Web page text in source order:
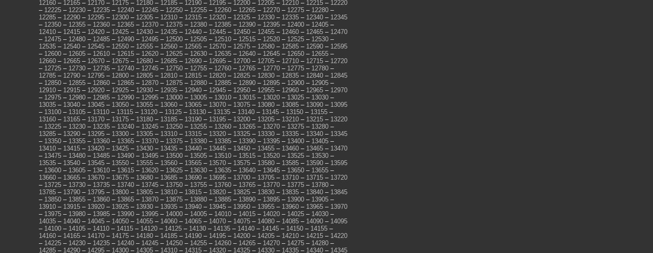
12160 – 12165 – 12170 – 12175 – 12180 – 12185 – 12190 – 12195 – 12200 – 12205 – 12210 – 12215 – 12220
– 12225 – 12230 – 12235 – 12240 – 12245 – 12250 – 12255 – 12260 – 12265 – 12270 – 12275 – 12280 –
12285 – 12290 – 12295 – 12300 – 12305 – 12310 – 12315 – 12320 – 12325 – 12330 – 12335 – 12340 – 12345
– 12350 – 12355 – 12360 – 12365 – 12370 – 12375 – 12380 – 12385 – 12390 – 12395 – 12400 – 12405 –
12410 – 12415 – 12420 – 12425 – 12430 – 12435 – 12440 – 12445 – 12450 – 12455 – 12460 – 12465 – 12470
– 12475 – 12480 – 12485 – 12490 – 12495 – 12500 – 12505 – 12510 – 12515 – 12520 – 12525 – 12530 –
12535 – 12540 – 12545 – 12550 – 12555 – 12560 – 12565 – 12570 – 12575 – 12580 – 12585 – 12590 – 12595
– 12600 – 12605 – 12610 – 12615 – 12620 – 12625 – 12630 – 12635 – 12640 – 12645 – 12650 – 12655 –
12660 – 12665 – 12670 – 12675 – 12680 – 12685 – 12690 – 12695 – 12700 – 12705 – 12710 – 12715 – 12720
– 12725 – 12730 – 12735 – 12740 – 12745 – 12750 – 12755 – 12760 – 12765 – 12770 – 12775 – 12780 –
12785 – 12790 – 12795 – 12800 – 12805 – 12810 – 12815 – 12820 – 12825 – 12830 – 12835 – 12840 – 12845
– 12850 – 12855 – 12860 – 12865 – 12870 – 12875 – 12880 – 12885 – 12890 – 12895 – 12900 – 12905 –
12910 – 12915 – 12920 – 12925 – 12930 – 12935 – 12940 – 12945 – 12950 – 12955 – 12960 – 12965 – 12970
– 12975 – 12980 – 12985 – 12990 – 12995 – 13000 – 13005 – 13010 – 13015 – 13020 – 13025 – 13030 –
13035 – 13040 – 13045 – 13050 – 13055 – 13060 – 13065 – 13070 – 13075 – 13080 – 13085 – 13090 – 13095
– 13100 – 13105 – 13110 – 13115 – 13120 – 13125 – 13130 – 13135 – 13140 – 13145 – 13150 – 13155 –
13160 – 13165 – 13170 – 13175 – 13180 – 13185 – 13190 – 13195 – 13200 – 13205 – 13210 – 13215 – 13220
– 13225 – 13230 – 13235 – 13240 – 13245 – 13250 – 13255 – 13260 – 13265 – 13270 – 13275 – 13280 –
13285 – 13290 – 13295 – 13300 – 13305 – 13310 – 13315 – 13320 – 13325 – 13330 – 13335 – 13340 – 13345
– 13350 – 13355 – 13360 – 13365 – 13370 – 13375 – 13380 – 13385 – 13390 – 13395 – 13400 – 13405 –
13410 – 13415 – 13420 – 13425 – 13430 – 13435 – 13440 – 13445 – 13450 – 13455 – 13460 – 13465 – 13470
– 13475 – 13480 – 13485 – 13490 – 13495 – 13500 – 13505 – 13510 – 13515 – 13520 – 13525 – 13530 –
13535 – 13540 – 13545 – 13550 – 13555 – 13560 – 13565 – 13570 – 13575 – 13580 – 13585 – 13590 – 13595
– 13600 – 13605 – 13610 – 13615 – 13620 – 13625 – 13630 – 13635 – 13640 – 13645 – 13650 – 13655 –
13660 – 13665 – 13670 – 13675 – 13680 – 13685 – 13690 – 13695 – 13700 – 13705 – 13710 – 13715 – 13720
– 13725 – 13730 – 13735 – 13740 – 13745 – 13750 – 13755 – 13760 – 13765 – 13770 – 13775 – 13780 –
13785 – 13790 – 13795 – 13800 – 13805 – 13810 – 13815 – 13820 – 13825 – 13830 – 13835 – 13840 – 13845
– 13850 – 13855 – 13860 – 13865 – 13870 – 13875 – 13880 – 13885 – 13890 – 13895 – 13900 – 13905 –
13910 – 13915 – 13920 – 13925 – 13930 – 13935 – 13940 – 13945 – 13950 – 13955 – 13960 – 13965 – 13970
– 13975 – 13980 – 13985 – 13990 – 13995 – 14000 – 14005 – 14010 – 14015 – 14020 – 14025 – 14030 –
14035 – 14040 – 14045 – 14050 – 14055 – 14060 – 14065 – 14070 – 14075 – 14080 – 14085 – 14090 – 14095
– 14100 – 14105 – 14110 – 14115 – 14120 – 14125 – 14130 – 14135 – 14140 – 14145 – 14150 – 14155 –
14160 – 14165 – 14170 – 14175 – 14180 – 14185 – 14190 – 14195 – 14200 – 14205 – 14210 – 14215 – 14220
– 14225 – 14230 – 14235 – 14240 – 14245 – 14250 – 14255 – 14260 – 14265 – 14270 – 14275 – 14280 –
14285 – 14290 – 14295 – 14300 – 14305 – 14310 – 14315 – 14320 – 14325 – 14330 – 14335 – 14340 – 14345